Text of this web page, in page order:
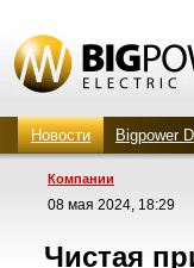
Новости Bigpower
Компании
08 мая 2024, 18:29
Чистая